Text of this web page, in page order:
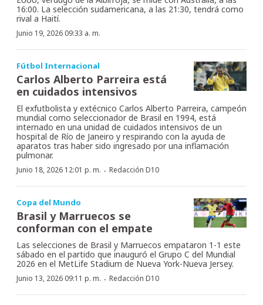
16:00. La selección sudamericana, a las 21:30, tendrá como
rival a Haití.
Junio 19, 2026 09:33 a. m.
Fútbol Internacional
Carlos Alberto Parreira está
en cuidados intensivos
El exfutbolista y extécnico Carlos Alberto Parreira, campeón
mundial como seleccionador de Brasil en 1994, está
internado en una unidad de cuidados intensivos de un
hospital de Río de Janeiro y respirando con la ayuda de
aparatos tras haber sido ingresado por una inflamación
pulmonar.
Junio 18, 2026 12:01 p. m. · Redacción D10
Copa del Mundo
Brasil y Marruecos se
conforman con el empate
Las selecciones de Brasil y Marruecos empataron 1-1 este
sábado en el partido que inauguró el Grupo C del Mundial
2026 en el MetLife Stadium de Nueva York-Nueva Jersey.
Junio 13, 2026 09:11 p. m. · Redacción D10